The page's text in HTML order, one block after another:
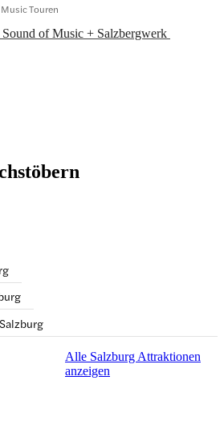
of Music + Salzbergwerk
Touren
Alle Salzburg Attraktionen
anzeigen